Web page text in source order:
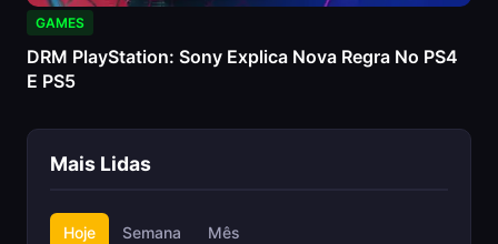
GAMES
DRM PlayStation: Sony Explica Nova Regra No PS4
E PS5
Mais Lidas
Hoje Semana Mês